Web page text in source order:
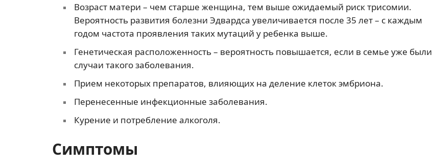
Возраст матери – чем старше женщина, тем выше ожидаемый риск трисомии.
Вероятность развития болезни Эдвардса увеличивается после 35 лет – с каждым
годом частота проявления таких мутаций у ребенка выше.
Генетическая расположенность – вероятность повышается, если в семье уже были
случаи такого заболевания.
Прием некоторых препаратов, влияющих на деление клеток эмбриона.
Перенесенные инфекционные заболевания.
Курение и потребление алкоголя.
Симптомы